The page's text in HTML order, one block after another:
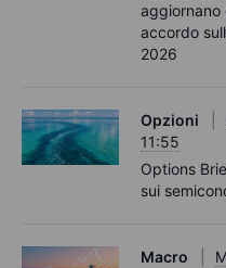
aggiornano
accordo
2026
Opzioni
11:55
Options
sui
Macro